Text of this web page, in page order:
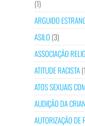
(1)
ARGUIDO
ASILO (3)
ASSOCIAÇÃO
ATITUDE RACISTA
ATOS SEXUAIS
AUDIÇÃO DA
AUTORIZAÇÃO DE